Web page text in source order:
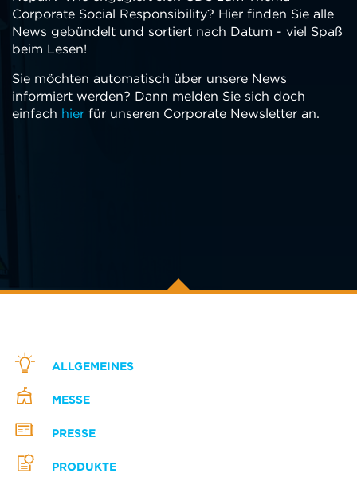
Corporate Social Responsibility? Hier finden Sie alle
News gebündelt und sortiert nach Datum - viel Spaß
beim Lesen!
Sie möchten automatisch über unsere News
informiert werden? Dann melden Sie sich doch
einfach hier für unseren Corporate Newsletter an.
ALLGEMEINES
MESSE
PRESSE
PRODUKTE